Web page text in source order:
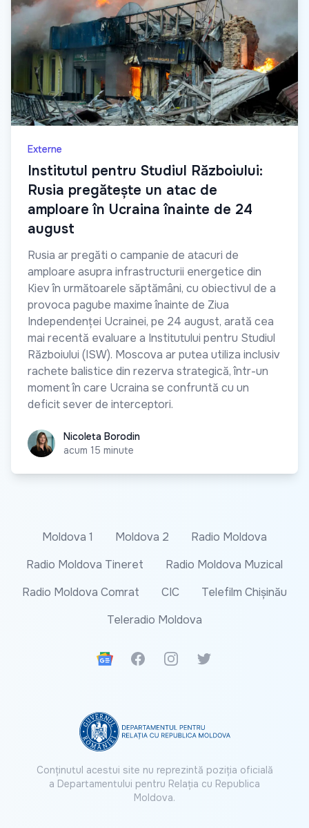
Externe
Institutul pentru Studiul Războiului:
Rusia pregătește un atac de
amploare în Ucraina înainte de 24
august
Rusia ar pregăti o campanie de atacuri de
amploare asupra infrastructurii energetice din
Kiev în următoarele săptămâni, cu obiectivul de a
provoca pagube maxime înainte de Ziua
Independenței Ucrainei, pe 24 august, arată cea
mai recentă evaluare a Institutului pentru Studiul
Războiului (ISW). Moscova ar putea utiliza inclusiv
rachete balistice din rezerva strategică, într-un
moment în care Ucraina se confruntă cu un
deficit sever de interceptori.
Nicoleta Borodin
Nicoleta Borodin
acum 15 minute
Moldova 1 Moldova 2
Radio Moldova
Radio Moldova Tineret
Radio Moldova Muzical
Radio Moldova Comrat
CIC
Telefilm Chișinău
Teleradio Moldova
Google News
FacebookInstagramTwitter
Conținutul acestui site nu reprezintă poziția oficială
a Departamentului pentru Relația cu Republica
Moldova.